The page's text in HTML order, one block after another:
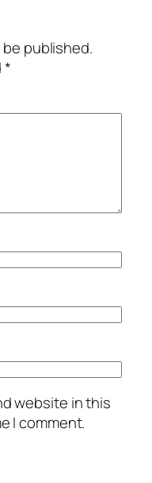
published.
*
website in this
I comment.